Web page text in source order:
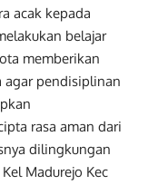
acak kepada
belajar
memberikan
agar pendisiplinan
rasa aman dari
dilingkungan
Madurejo Kec